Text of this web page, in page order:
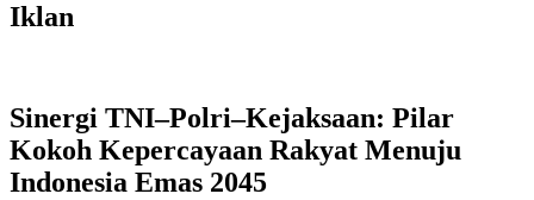
Iklan
Sinergi TNI–Polri–Kejaksaan: Pilar
Kokoh Kepercayaan Rakyat Menuju
Indonesia Emas 2045